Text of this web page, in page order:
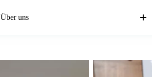
Über uns